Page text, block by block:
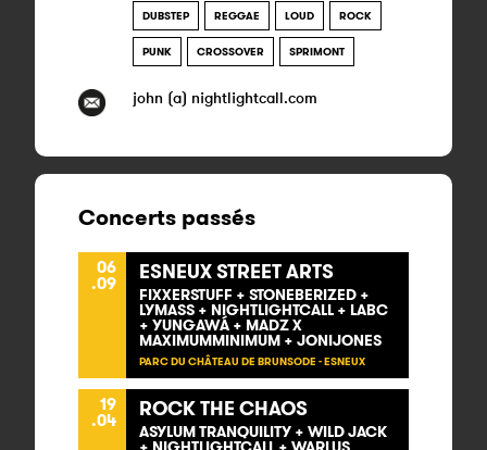
DUBSTEP REGGAE LOUD ROCK
PUNK CROSSOVER SPRIMONT
john (a) nightlightcall.com
Concerts passés
06
.09 ESNEUX STREET ARTS
FIXXERSTUFF + STONEBERIZED +
LYMASS + NIGHTLIGHTCALL + LABC
+ YUNGAWÁ + MADZ X
MAXIMUMMINIMUM + JONIJONES
PARC DU CHÂTEAU DE BRUNSODE - ESNEUX
19
.04 ROCK THE CHAOS
ASYLUM TRANQUILITY + WILD JACK